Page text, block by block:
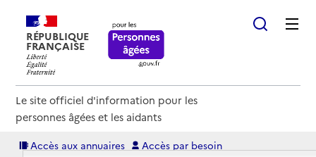
RÉPUBLIQUE
FRANÇAISE
Le site officiel d'information pour les
personnes âgées et les aidants
Accès aux annuaires Accès par besoin